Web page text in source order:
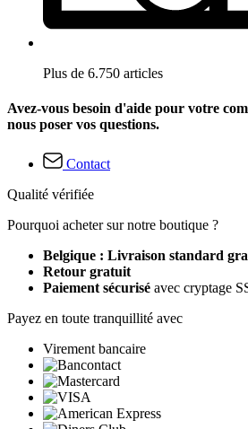
Plus de 6.750 articles
Avez-vous besoin d'aide pour votre
nous poser vos questions.
Contact
Qualité vérifiée
Pourquoi acheter sur notre boutique ?
Belgique : Livraison standard
Retour gratuit
Paiement sécurisé avec cryptage
Payez en toute tranquillité avec
Virement bancaire